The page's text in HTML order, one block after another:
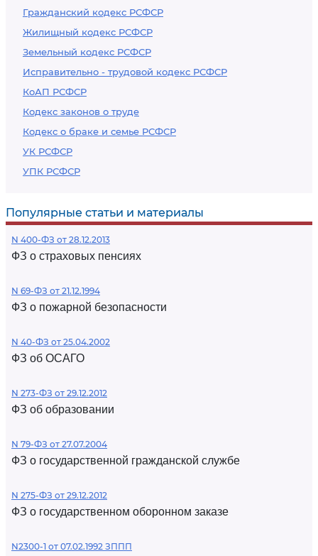
Гражданский кодекс РСФСР
Жилищный кодекс РСФСР
Земельный кодекс РСФСР
Исправительно - трудовой кодекс РСФСР
КоАП РСФСР
Кодекс законов о труде
Кодекс о браке и семье РСФСР
УК РСФСР
УПК РСФСР
Популярные статьи и материалы
N 400-ФЗ от 28.12.2013
ФЗ о страховых пенсиях
N 69-ФЗ от 21.12.1994
ФЗ о пожарной безопасности
N 40-ФЗ от 25.04.2002
ФЗ об ОСАГО
N 273-ФЗ от 29.12.2012
ФЗ об образовании
N 79-ФЗ от 27.07.2004
ФЗ о государственной гражданской службе
N 275-ФЗ от 29.12.2012
ФЗ о государственном оборонном заказе
N2300-1 от 07.02.1992 ЗППП